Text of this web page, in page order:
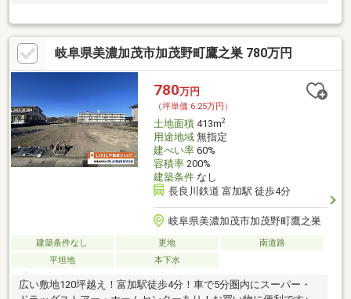
岐阜県美濃加茂市加茂野町鷹之巣 780万円
780万円
（坪単価:6.25万円）
土地面積413m2
用途地域無指定
建ぺい率60%
容積率200%
建築条件なし
長良川鉄道 富加駅 徒歩4分
岐阜県美濃加茂市加茂野町鷹之巣
建築条件なし 更地
南道路
平坦地
本下水
広い敷地120坪越え！富加駅徒歩4分！車で5分圏内にスーパー・